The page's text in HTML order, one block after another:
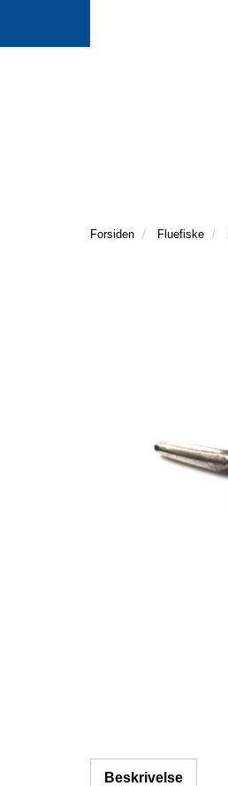
Forsiden Fluefiske
Beskrivelse